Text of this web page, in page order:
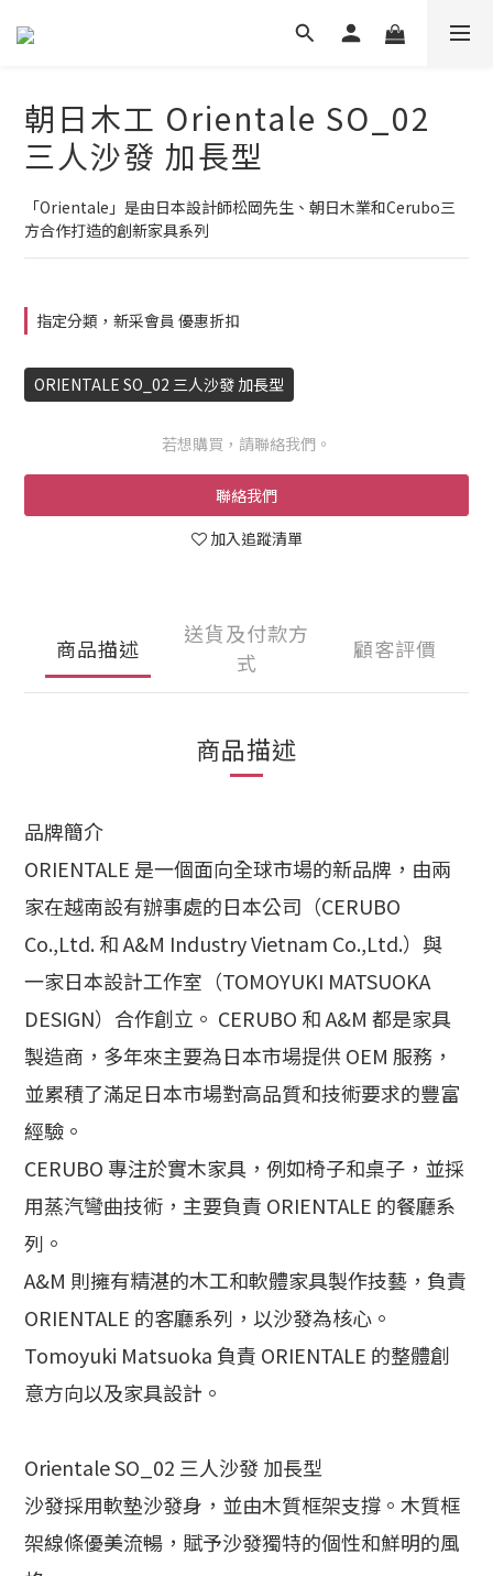
朝日木工 Orientale SO_02
三人沙發 加長型
「Orientale」是由日本設計師松岡先生、朝日木業和Cerubo三
方合作打造的創新家具系列
指定分類，新采會員 優惠折扣
ORIENTALE SO_02 三人沙發 加長型
若想購買，請聯絡我們。
聯絡我們
加入追蹤清單
商品描述
送貨及付款方
式
顧客評價
商品描述
品牌簡介
ORIENTALE 是一個面向全球市場的新品牌， 由兩
家在越南設有辦事處的日本公司（CERUBO
Co.,Ltd. 和 A&M Industry Vietnam Co.,Ltd.）與
一家日本設計工作室（TOMOYUKI MATSUOKA
DESIGN）合作創立。 CERUBO 和 A&M 都是家具
製造商， 多年來主要為日本市場提供 OEM 服務，
並累積了滿足日本市場對高品質和技術要求的豐富
經驗。
CERUBO 專注於實木家具，例如椅子和桌子，並採
用蒸汽彎曲技術，主要負責 ORIENTALE 的餐廳系
列。
A&M 則擁有精湛的木工和軟體家具製作技藝， 負責
ORIENTALE 的客廳系列，以沙發為核心。
Tomoyuki Matsuoka 負責 ORIENTALE 的整體創
意方向以及家具設計。
Orientale SO_02 三人沙發 加長型
沙發採用軟墊沙發身，並由木質框架支撐。木質框
架線條優美流暢，賦予沙發獨特的個性和鮮明的風